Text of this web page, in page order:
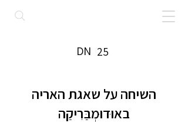
25
DN
השיחה על שאגת האריה
באוּדוּמְבַּרִיקַה